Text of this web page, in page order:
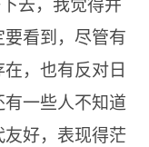
看到，尽管有
，也有反对日
一些人不知道
好，表现得茫